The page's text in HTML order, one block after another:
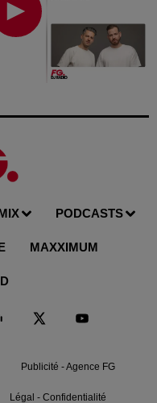
PODCASTS
MAXXIMUM
Publicité - Agence FG
Légal - Confidentialité